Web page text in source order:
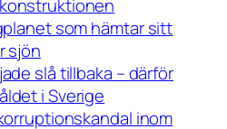
som hämtar sitt
sjön
slå tillbaka – därför
i Sverige
inom